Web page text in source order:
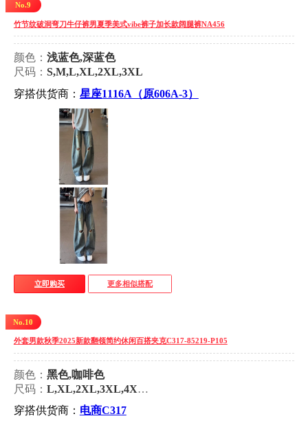
No.9
竹节纹破洞弯刀牛仔裤男夏季美式vibe裤子加长款阔腿裤NA456
颜色： 浅蓝色,深蓝色
尺码： S,M,L,XL,2XL,3XL
穿搭供货商： 星座1116A（原606A-3）
立即购买 更多相似搭配
No.10
外套男款秋季2025新款翻领简约休闲百搭夹克C317-85219-P105
颜色： 黑色,咖啡色
尺码： L,XL,2XL,3XL,4XL,5XL
穿搭供货商： 电商C317